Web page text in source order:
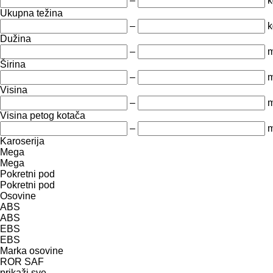
Ukupna težina
–
Dužina
–
Širina
–
Visina
–
Visina petog kotača
–
Karoserija
Mega
Mega
Pokretni pod
Pokretni pod
Osovine
ABS
ABS
EBS
EBS
Marka osovine
ROR SAF